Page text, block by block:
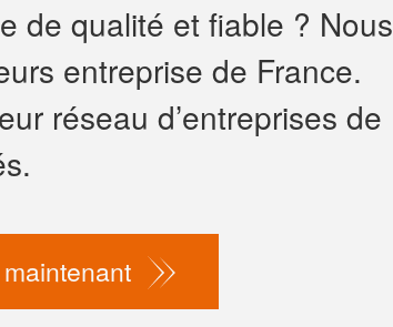
de qualité et fiable ? Nous
entreprise de France.
réseau d’entreprises de